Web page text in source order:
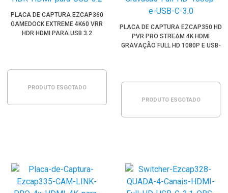
PLACA DE CAPTURA EZCAP360
GAMEDOCK EXTREME 4K60 VRR
HDR HDMI PARA USB 3.2
PRODUTO ESGOTADO
PLACA DE CAPTURA EZCAP350 HD
PVR PRO STREAM 4K HDMI
GRAVAÇÃO FULL HD 1080P E USB-
PRODUTO ESGOTADO